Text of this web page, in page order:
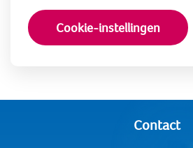
Cookie-instellingen
Contact